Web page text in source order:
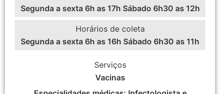
Segunda a sexta 6h as 17h Sábado 6h30 as 12h
Horários de coleta
Segunda a sexta 6h as 16h Sábado 6h30 as 11h
Serviços
Vacinas